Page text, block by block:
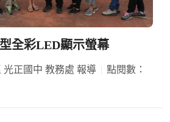
全彩LED顯示螢幕
光正國中 教務處 報導
點閱數：